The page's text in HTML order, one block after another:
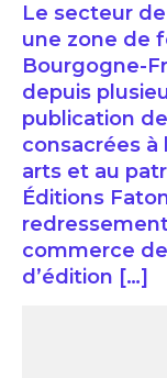
Le secteur
une zone de
Bourgogne-
depuis
publication
consacrées à
arts et au
Éditions
commerce
d’édition […]